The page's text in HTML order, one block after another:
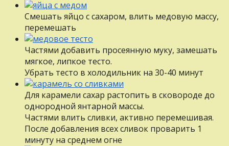
Смешать яйцо с сахаром, влить медовую массу,
перемешать
Частями добавить просеянную муку, замешать
мягкое, липкое тесто.
Убрать тесто в холодильник на 30-40 минут
Для карамели сахар растопить в сковороде до
однородной янтарной массы.
Частями влить сливки, активно перемешивая.
После добавления всех сливок проварить 1
минуту на среднем огне